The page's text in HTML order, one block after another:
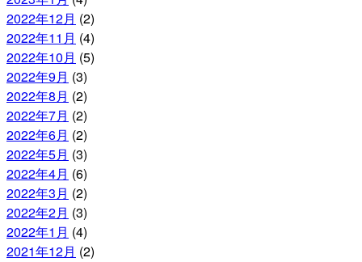
2022年12月 (2)
2022年11月 (4)
2022年10月 (5)
2022年9月 (3)
2022年8月 (2)
2022年7月 (2)
2022年6月 (2)
2022年5月 (3)
2022年4月 (6)
2022年3月 (2)
2022年2月 (3)
2022年1月 (4)
2021年12月 (2)